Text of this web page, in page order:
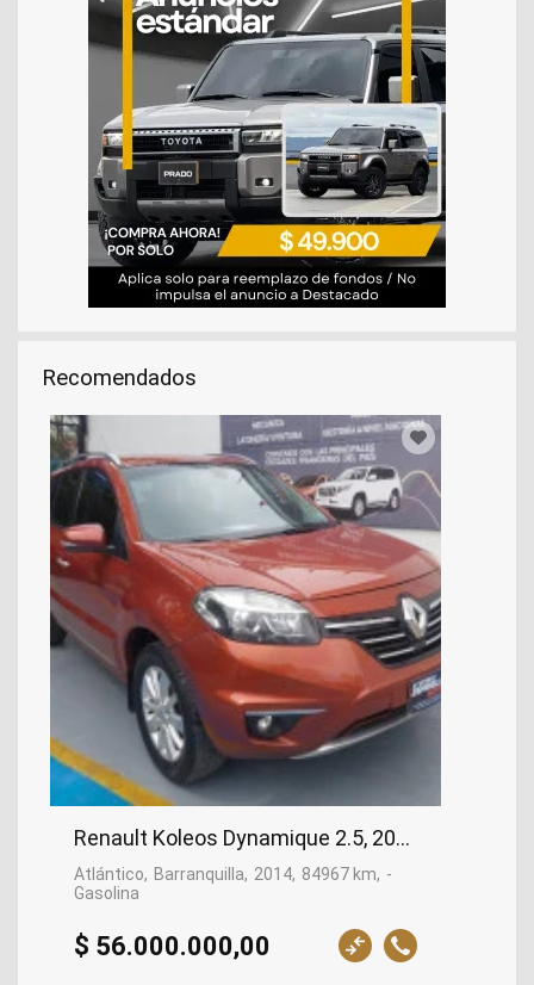
Recomendados
Renault Koleos Dynamique 2.5, 2014
Atlántico Barranquilla 2014 84967 km
-
Gasolina
$ 56.000.000,00